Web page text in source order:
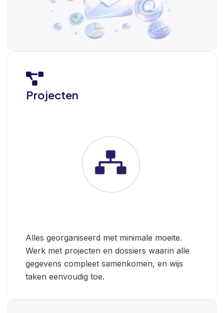
Projecten
Alles georganiseerd met minimale moeite.
Werk met projecten en dossiers waarin alle
gegevens compleet samenkomen, en wijs
taken eenvoudig toe.